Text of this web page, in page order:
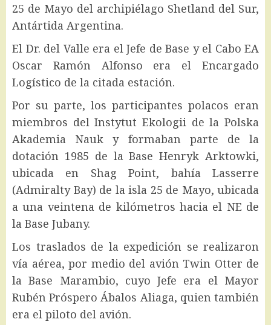
25 de Mayo del archipiélago Shetland del Sur,
Antártida Argentina.
El Dr. del Valle era el Jefe de Base y el Cabo EA
Oscar Ramón Alfonso era el Encargado
Logístico de la citada estación.
Por su parte, los participantes polacos eran
miembros del Instytut Ekologii de la Polska
Akademia Nauk y formaban parte de la
dotación 1985 de la Base Henryk Arktowki,
ubicada en Shag Point, bahía Lasserre
(Admiralty Bay) de la isla 25 de Mayo, ubicada
a una veintena de kilómetros hacia el NE de
la Base Jubany.
Los traslados de la expedición se realizaron
vía aérea, por medio del avión Twin Otter de
la Base Marambio, cuyo Jefe era el Mayor
Rubén Próspero Ábalos Aliaga, quien también
era el piloto del avión.